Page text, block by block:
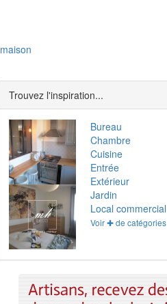
Trouvez l'inspiration...
Bureau
Chambre
Cuisine
Entrée
Extérieur
Jardin
Local commercial
Voir ✚ de catégories